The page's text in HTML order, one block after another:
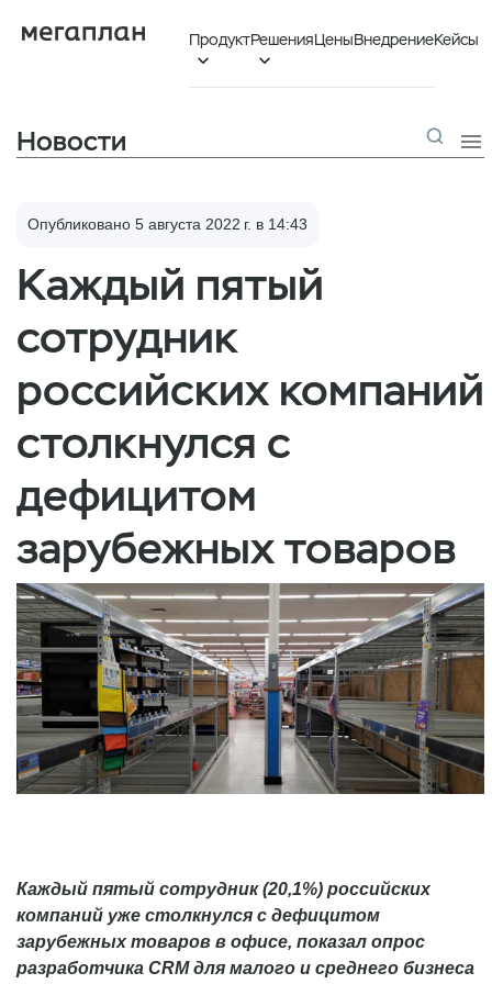
Продукт

Решения

ЦеныВнедрениеКейсы
Новости 
Опубликовано 5 августа 2022 г. в 14:43
Каждый пятый
сотрудник
российских компаний
столкнулся с
дефицитом
зарубежных товаров
Каждый пятый сотрудник (20,1%) российских
компаний уже столкнулся с дефицитом
зарубежных товаров в офисе, показал опрос
разработчика CRM для малого и среднего бизнеса